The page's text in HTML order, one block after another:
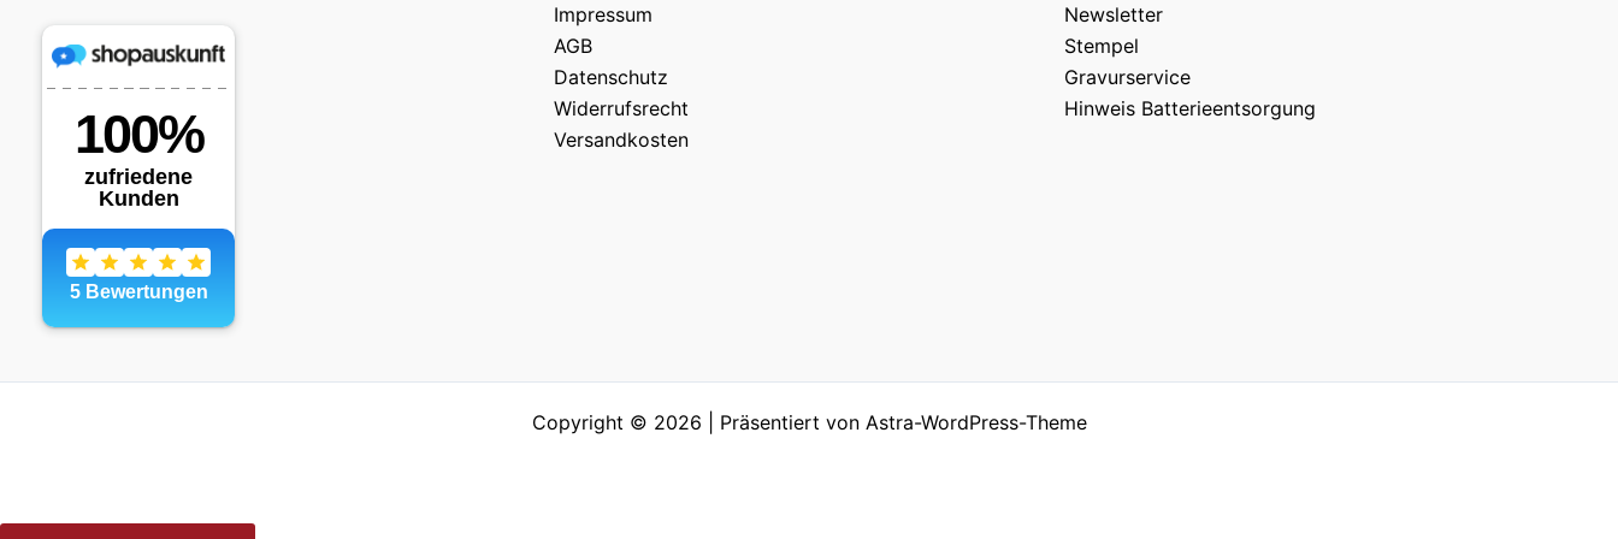
Impressum
AGB
Datenschutz
Widerrufsrecht
Versandkosten
Newsletter
Stempel
Gravurservice
Hinweis Batterieentsorgung
Copyright © 2026 | Präsentiert von Astra-WordPress-Theme